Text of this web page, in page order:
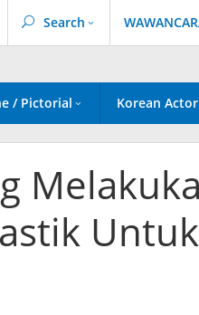
Search
/ Pictorial Korean Actor